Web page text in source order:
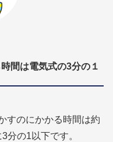
間は電気式の3分の１
すのにかかる時間は約
分の1以下です。